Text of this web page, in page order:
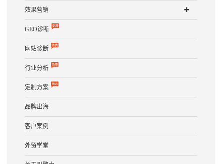
效果营销
GEO诊断
网站诊断
行业分析
定制方案
品牌出海
客户案例
外贸学堂